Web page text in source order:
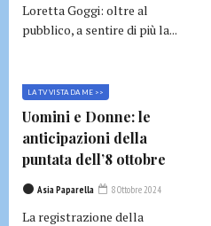
Loretta Goggi: oltre al
pubblico, a sentire di più la...
LA TV VISTA DA ME >>
Uomini e Donne: le
anticipazioni della
puntata dell’8 ottobre
Asia Paparella 8 Ottobre 2024
La registrazione della